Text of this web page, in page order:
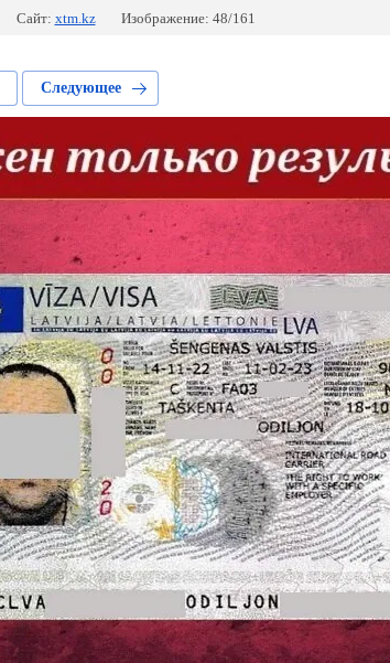
Сайт: xtm.kz Изображение: 48/161
Следующее